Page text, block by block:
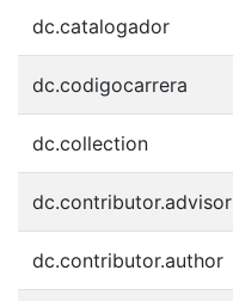
dc.catalogador
dc.codigocarrera
dc.collection
dc.contributor.advisor
dc.contributor.author